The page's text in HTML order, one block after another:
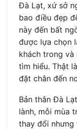
Đà Lạt, xứ sở
bao điều đẹp
này đến bất
được lựa chọn
khách trong và
tìm hiểu. Thật
đặt chân đến
Bản thân Đà
lành, mỗi mùa
thay đổi nhưng